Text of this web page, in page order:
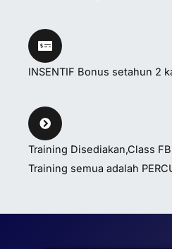
INSENTIF Bonus setahun 2
Training Disediakan,Class
Training semua adalah